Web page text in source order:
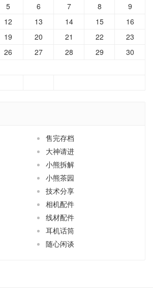
5 6 7 8
9
12 13 14 15
16
19 20 21 22
23
26 27 28 29
30
售完存档
大神请进
小熊拆解
小熊茶园
技术分享
相机配件
线材配件
耳机话筒
随心闲谈